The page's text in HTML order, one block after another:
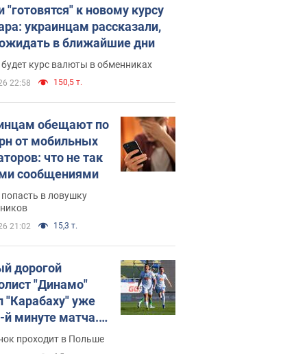
"готовятся" к новому курсу
украинцам рассказали,
в ближайшие дни
курс валюты в обменниках
22:58 150,5 т.
обещают по
от мобильных
что не так
сообщениями
попасть в ловушку
21:02 15,3 т.
дорогой
"Динамо"
"Карабаху" уже
й минуте матча.
проходит в Польше